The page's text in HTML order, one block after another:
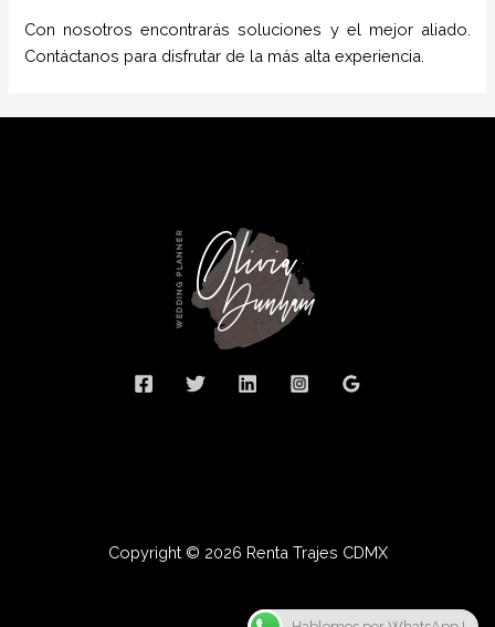
Con nosotros encontrarás soluciones y el mejor aliado.
Contáctanos para disfrutar de la más alta experiencia.
Copyright © 2026 Renta Trajes CDMX